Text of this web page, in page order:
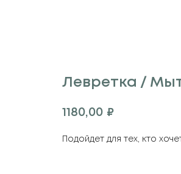
Левретка /
1180,00 ₽
Подойдет для тех, кто